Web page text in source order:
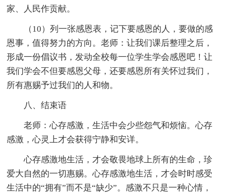
家、人民作贡献。
（10）列一张感恩表，记下要感恩的人，要做的感
恩事，值得努力的方向。老师：让我们课后整理之后，
形成一份倡议书，发动全校每一位学生学会感恩吧！让
我们学会不但要感恩父母，还要感恩所有关怀过我们，
所有惠赐予过我们的人和物。
八、结束语
老师：心存感激，生活中会少些怨气和烦恼。心存
感激，心灵上才会获得宁静和安详。
心存感激地生活，才会敬畏地球上所有的生命，珍
爱大自然的一切惠赐。心存感激地生活，才会时时感受
生活中的“拥有”而不是“缺少”。感激不只是一种心情，